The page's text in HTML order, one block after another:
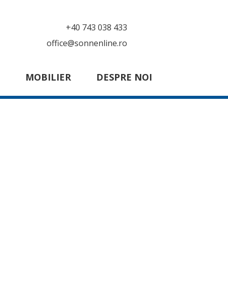
+40 743 038 433
office@sonnenline.ro
MOBILIER DESPRE NOI